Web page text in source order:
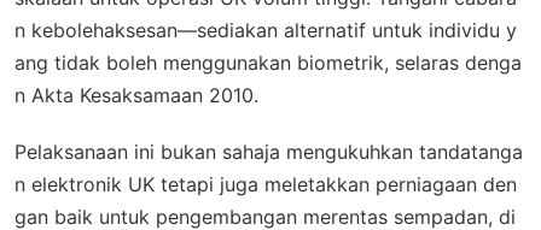
n kebolehaksesan—sediakan alternatif untuk individu y
ang tidak boleh menggunakan biometrik, selaras denga
n Akta Kesaksamaan 2010.
Pelaksanaan ini bukan sahaja mengukuhkan tandatanga
n elektronik UK tetapi juga meletakkan perniagaan den
gan baik untuk pengembangan merentas sempadan, di